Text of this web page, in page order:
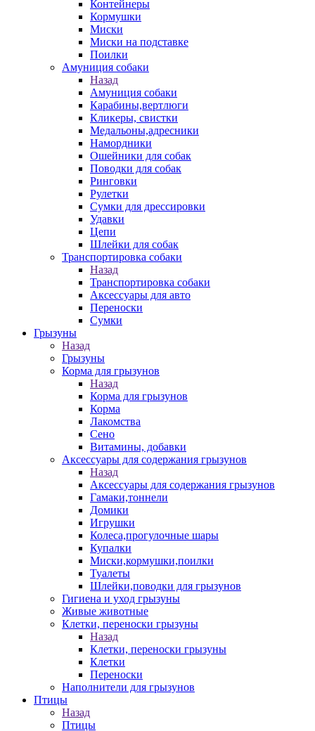
Контейнеры
Кормушки
Миски
Миски на подставке
Поилки
Амуниция собаки
Назад
Амуниция собаки
Карабины,вертлюги
Кликеры, свистки
Медальоны,адресники
Намордники
Ошейники для собак
Поводки для собак
Ринговки
Рулетки
Сумки для дрессировки
Удавки
Цепи
Шлейки для собак
Транспортировка собаки
Назад
Транспортировка собаки
Аксессуары для авто
Переноски
Сумки
Грызуны
Назад
Грызуны
Корма для грызунов
Назад
Корма для грызунов
Корма
Лакомства
Сено
Витамины, добавки
Аксессуары для содержания грызунов
Назад
Аксессуары для содержания грызунов
Гамаки,тоннели
Домики
Игрушки
Колеса,прогулочные шары
Купалки
Миски,кормушки,поилки
Туалеты
Шлейки,поводки для грызунов
Гигиена и уход грызуны
Живые животные
Клетки, переноски грызуны
Назад
Клетки, переноски грызуны
Клетки
Переноски
Наполнители для грызунов
Птицы
Назад
Птицы